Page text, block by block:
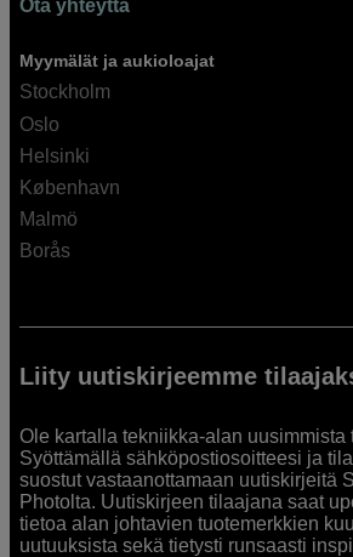
Ota yhteyttä
Myymälät ja aukioloajat
Stockholm
Oslo
Helsinki
København
Malmö
Borås
Liity uutiskirjeemme
Ole kartalla tekniikka-alan uusimmista
Syöttämällä sähköpostiosoitteesi ja
suostut vastaanottamaan uutiskirjeitä
Photolta. Uutiskirjeen tilaajana saat
tietoa alan johtavien tuotemerkkien
uutuuksista sekä tietysti runsaasti